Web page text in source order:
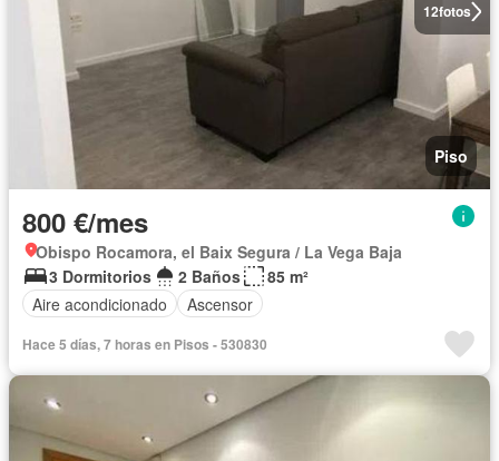
12fotos
Piso
800 €/mes
Obispo Rocamora, el Baix Segura / La Vega Baja
3 Dormitorios
2 Baños
85 m²
Aire acondicionado
Ascensor
Hace 5 días, 7 horas en Pisos - 530830